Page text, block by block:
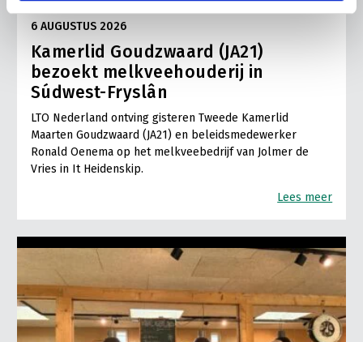
6 AUGUSTUS 2026
Kamerlid Goudzwaard (JA21)
bezoekt melkveehouderij in
Súdwest-Fryslân
LTO Nederland ontving gisteren Tweede Kamerlid
Maarten Goudzwaard (JA21) en beleidsmedewerker
Ronald Oenema op het melkveebedrijf van Jolmer de
Vries in It Heidenskip.
Lees meer